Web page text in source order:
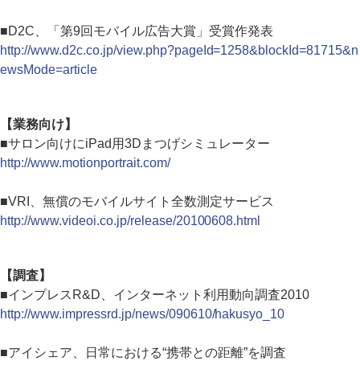
■D2C、「第9回モバイル広告大賞」受賞作発表
http://www.d2c.co.jp/view.php?pageId=1258&blockId=81715&n
ewsMode=article
【業務向け】
■サロン向けにiPad用3Dまつげシミュレーター
http://www.motionportrait.com/
■VRI、無償のモバイルサイト全数測定サービス
http://www.videoi.co.jp/release/20100608.html
【調査】
■インプレスR&D、インターネット利用動向調査2010
http://www.impressrd.jp/news/090610/hakusyo_10
■アイシェア、日常における“携帯との距離”を調査